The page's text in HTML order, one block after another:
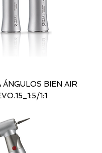
BIEN AIR
1:1